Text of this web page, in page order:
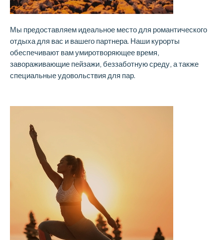
Мы предоставляем идеальное место для романтического
отдыха для вас и вашего партнера. Наши курорты
обеспечивают вам умиротворяющее время,
завораживающие пейзажи, беззаботную среду, а также
специальные удовольствия для пар.